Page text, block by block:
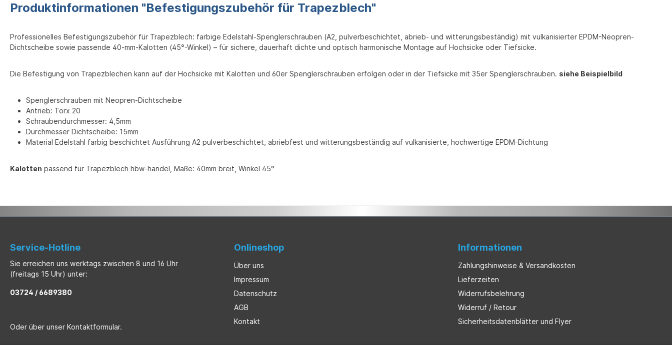
Produktinformationen "Befestigungszubehör für Trapezblech"
Professionelles Befestigungszubehör für Trapezblech: farbige Edelstahl-Spenglerschrauben (A2, pulverbeschichtet, abrieb- und witterungsbeständig) mit vulkanisierter EPDM-Neopren-
Dichtscheibe sowie passende 40-mm-Kalotten (45°-Winkel) – für sichere, dauerhaft dichte und optisch harmonische Montage auf Hochsicke oder Tiefsicke.
Die Befestigung von Trapezblechen kann auf der Hochsicke mit Kalotten und 60er Spenglerschrauben erfolgen oder in der Tiefsicke mit 35er Spenglerschrauben. siehe Beispielbild
Spenglerschrauben mit Neopren-Dichtscheibe
Antrieb: Torx 20
Schraubendurchmesser: 4,5mm
Durchmesser Dichtscheibe: 15mm
Material Edelstahl farbig beschichtet Ausführung A2 pulverbeschichtet, abriebfest und witterungsbeständig auf vulkanisierte, hochwertige EPDM-Dichtung
Kalotten passend für Trapezblech hbw-handel, Maße: 40mm breit, Winkel 45°
Service-Hotline
Sie erreichen uns werktags zwischen 8 und 16 Uhr
(freitags 15 Uhr) unter:
03724 / 6689380
Oder über unser Kontaktformular.
Onlineshop
Über uns
Impressum
Datenschutz
AGB
Kontakt
Informationen
Zahlungshinweise & Versandkosten
Lieferzeiten
Widerrufsbelehrung
Widerruf / Retour
Sicherheitsdatenblätter und Flyer